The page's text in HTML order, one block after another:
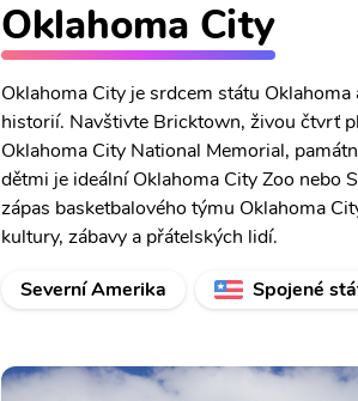
Oklahoma City
Oklahoma City je srdcem státu
historií. Navštivte Bricktown, živou čtvrť
Oklahoma City National Memorial,
dětmi je ideální Oklahoma City Zoo nebo
zápas basketbalového týmu Oklahoma
kultury, zábavy a přátelských lidí.
Severní Amerika
Spojené